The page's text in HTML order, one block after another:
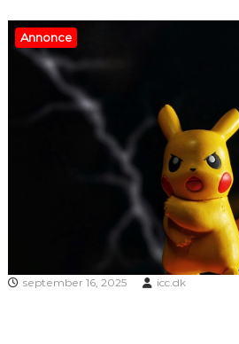
Annonce
september 16, 2025 icc.dk